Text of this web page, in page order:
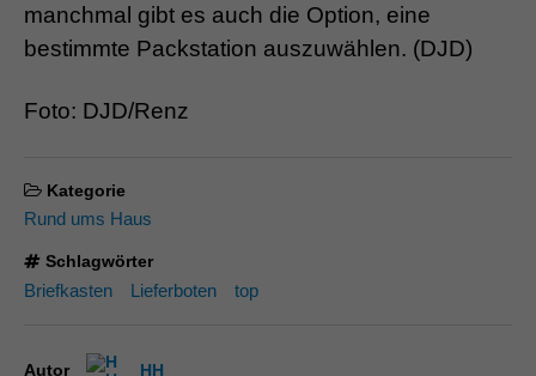
manchmal gibt es auch die Option, eine
bestimmte Packstation auszuwählen. (DJD)
Foto: DJD/Renz
Kategorie
Rund ums Haus
Schlagwörter
Briefkasten Lieferboten top
Autor HH